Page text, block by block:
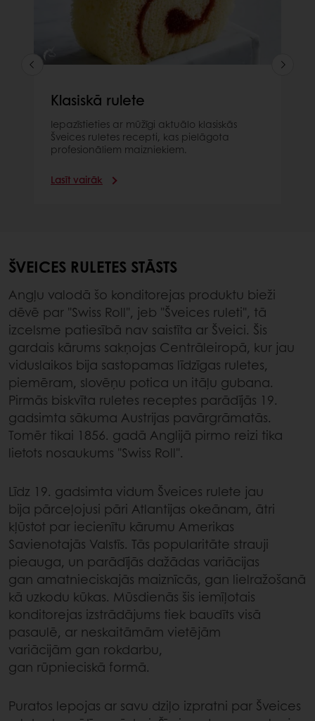
Klasiskā rulete
Iepazīstieties ar mūžīgi aktuālo klasiskās
Šveices ruletes recepti, kas pielāgota
profesionāliem maizniekiem.
Lasīt vairāk
ŠVEICES RULETES STĀSTS
Angļu valodā šo konditorejas produktu bieži
dēvē par "Swiss Roll", jeb "Šveices ruleti", tā
izcelsme patiesībā nav saistīta ar Šveici. Šis
gardais kārums sakņojas Centrāleiropā, kur jau
viduslaikos bija sastopamas līdzīgas ruletes,
piemēram, slovēņu potica un itāļu gubana.
Pirmās biskvīta ruletes receptes parādījās 19.
gadsimta sākuma Austrijas pavārgrāmatās.
Tomēr tikai 1856. gadā Anglijā pirmo reizi tika
lietots nosaukums "Swiss Roll".
Līdz 19. gadsimta vidum Šveices rulete jau
bija pārceļojusi pāri Atlantijas okeānam, ātri
kļūstot par iecienītu kārumu Amerikas
Savienotajās Valstīs. Tās popularitāte strauji
pieauga, un parādījās dažādas variācijas
gan amatnieciskajās maiznīcās, gan lielražošanā
kā uzkodu kūkas. Mūsdienās šis iemīļotais
konditorejas izstrādājums tiek baudīts visā
pasaulē, ar neskaitāmām vietējām
variācijām gan rokdarbu,
gan rūpnieciskā formā.
Puratos lepojas ar savu dziļo izpratni par Šveices